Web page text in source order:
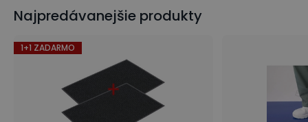
Najpredávanejšie produkty
1+1 ZADARMO